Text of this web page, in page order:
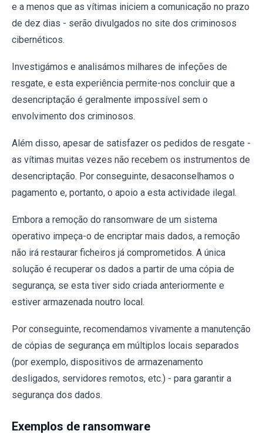
e a menos que as vítimas iniciem a comunicação no prazo
de dez dias - serão divulgados no site dos criminosos
cibernéticos.
Investigámos e analisámos milhares de infeções de
resgate, e esta experiência permite-nos concluir que a
desencriptação é geralmente impossível sem o
envolvimento dos criminosos.
Além disso, apesar de satisfazer os pedidos de resgate -
as vítimas muitas vezes não recebem os instrumentos de
desencriptação. Por conseguinte, desaconselhamos o
pagamento e, portanto, o apoio a esta actividade ilegal.
Embora a remoção do ransomware de um sistema
operativo impeça-o de encriptar mais dados, a remoção
não irá restaurar ficheiros já comprometidos. A única
solução é recuperar os dados a partir de uma cópia de
segurança, se esta tiver sido criada anteriormente e
estiver armazenada noutro local.
Por conseguinte, recomendamos vivamente a manutenção
de cópias de segurança em múltiplos locais separados
(por exemplo, dispositivos de armazenamento
desligados, servidores remotos, etc.) - para garantir a
segurança dos dados.
Exemplos de ransomware